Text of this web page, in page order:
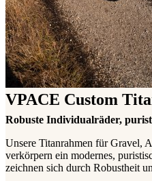
VPACE Custom
Robuste Individualräder,
Unsere Titanrahmen für Gravel,
verkörpern ein modernes,
zeichnen sich durch Robustheit